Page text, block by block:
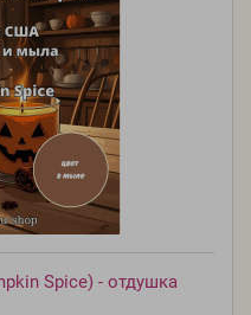
Spice) - отдушка